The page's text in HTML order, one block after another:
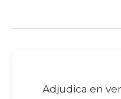
Adjudica en